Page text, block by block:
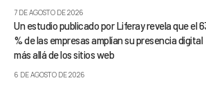
7 DE AGOSTO DE 2026
Un estudio publicado por Liferay revela que el
% de las empresas amplían su presencia digital
más allá de los sitios web
6 DE AGOSTO DE 2026